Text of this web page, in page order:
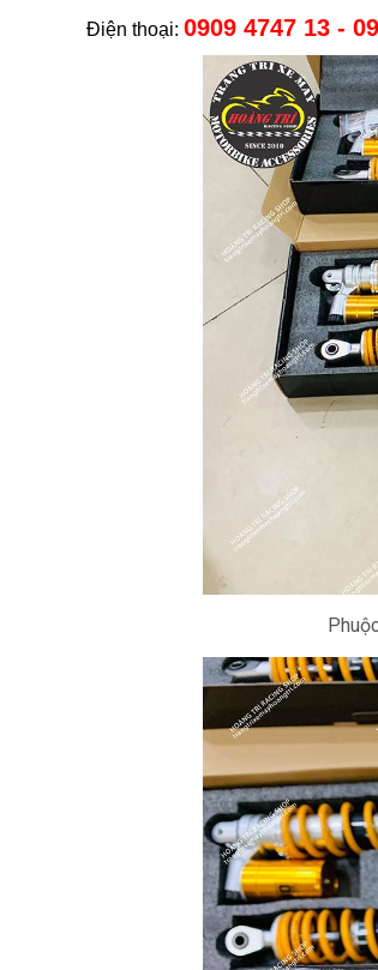
Điện thoại: 0909 4747 13 -